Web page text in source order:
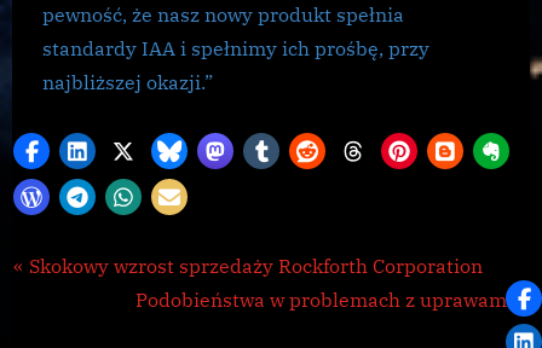
pewność, że nasz nowy produkt spełnia
standardy IAA i spełnimy ich prośbę, przy
najbliższej okazji.”
Galnet
Nawigacja
P
Skokowy wzrost sprzedaży Rockforth Corporation
N
Podobieństwa w problemach z uprawami